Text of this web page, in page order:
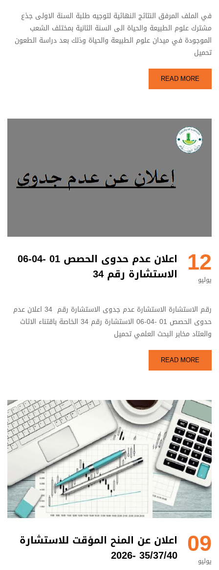
في الملف المرفق النتائج النهائية لتوجيه طلبة السنة الاولى جذع
مشترك علوم الطبيعة والحياة الى السنة الثانية بمختلف الشعب
الموجودة في ميدان علوم الطبيعة والحياة وذلك بعد دراسة الطعون
تحميل
READ MORE
12
يوليو
اعلان عدم حدوى الحصص 01 -04-06
الاستشارة رقم 34
رقم الاستشارة الاستشارة عدم جدوى الاستشارة رقم 34 اعلان عدم
حدوى الحصص 01 -04-06 الاستشارة رقم 34 الخاصة باقتناء الاثاث
والعتاد مخابر البحث العلمي تحميل
READ MORE
09
يوليو
اعلان عن المنح المؤقت للاستشارة
35/37/40 -2026